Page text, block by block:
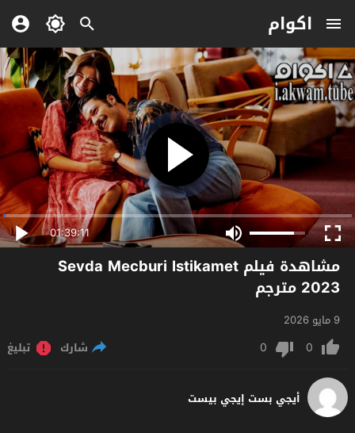
اكوام
01:39:11
مشاهدة فيلم Sevda Mecburi Istikamet
2023 مترجم
9 مايو 2026
0
0 شارك تبليغ
أيجي بست إيجي بيست